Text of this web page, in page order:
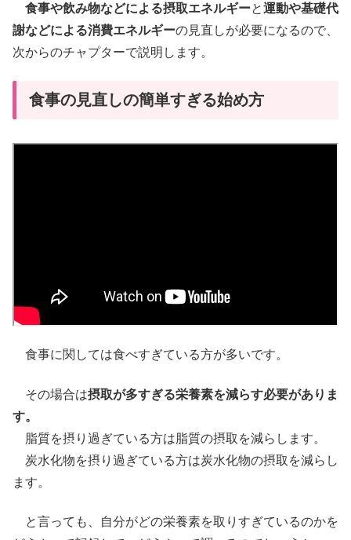
食事や飲み物などによる摂取エネルギーと運動や基礎代
謝などによる消費エネルギーの見直しが必要になるので、
次からのチャプターで説明します。
食事の見直しの簡単すぎる始め方
食事に関しては食べすぎている方が多いです。
その場合は摂取が多すぎる栄養素を減らす必要がありま
す。
脂質を摂り過ぎている方は脂質の摂取を減らします。
炭水化物を摂り過ぎている方は炭水化物の摂取を減らし
ます。
と言っても、自分がどの栄養素を取りすぎているのかを